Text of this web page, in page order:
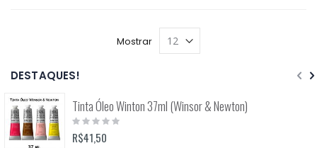
Mostrar
DESTAQUES!
Tinta Óleo Winton 37ml (Winsor & Newton)
Rating:
0%
R$41,50